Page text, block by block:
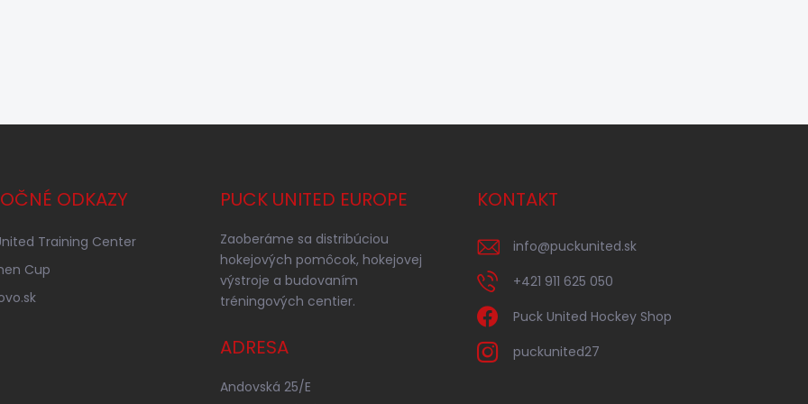
ODKAZY
Training Center
Cup
PUCK UNITED EUROPE
Zaoberáme sa distribúciou
hokejových pomôcok, hokejovej
výstroje a budovaním
tréningových centier.
ADRESA
Andovská 25/E
KONTAKT
info@puckunited.sk
+421 911 625 050
Puck United Hockey Shop
puckunited27